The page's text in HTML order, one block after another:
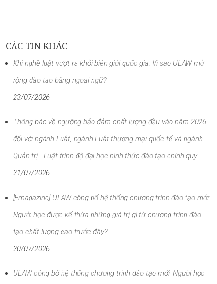
CÁC TIN KHÁC
Khi nghề luật vượt ra khỏi biên giới quốc gia: Vì sao ULAW mở
rộng đào tạo bằng ngoại ngữ?
23/07/2026
Thông báo về ngưỡng bảo đảm chất lượng đầu vào năm 2026
đối với ngành Luật, ngành Luật thương mại quốc tế và ngành
Quản trị - Luật trình độ đại học hình thức đào tạo chính quy
21/07/2026
[Emagazine]-ULAW công bố hệ thống chương trình đào tạo mới:
Người học được kế thừa những giá trị gì từ chương trình đào
tạo chất lượng cao trước đây?
20/07/2026
ULAW công bố hệ thống chương trình đào tạo mới: Người học